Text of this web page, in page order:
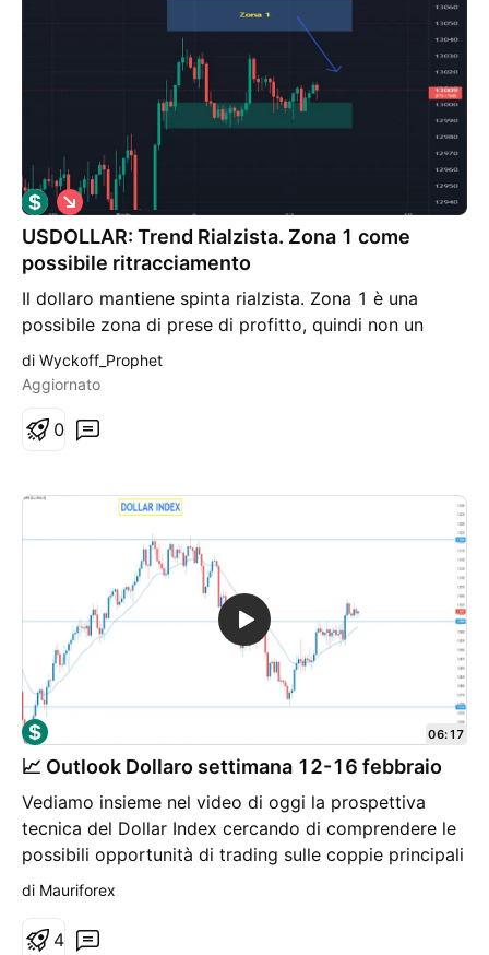
USDOLLAR: Trend Rialzista. Zona 1 come
possibile ritracciamento
Il dollaro mantiene spinta rialzista. Zona 1 è una
possibile zona di prese di profitto, quindi non un
punto di inversione. Ideale è cercare vendite nella
parte superiore della zona per sfruttare il massimo
S
h
o
t
di Wyckoff_Prophet
Aggiornato
0
📈 Outlook Dollaro settimana 12-16 febbraio
Vediamo insieme nel video di oggi la prospettiva
tecnica del Dollar Index cercando di comprendere le
possibili opportunità di trading sulle coppie principali
(Eur-Usd e Gbp-Usd); sempre con il mio metodo di
trading a tutti. Maurizio
06:17
di Mauriforex
4